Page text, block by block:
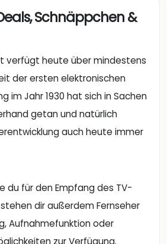
Schnäppchen &
verfügt heute über mindestens
der ersten elektronischen
im Jahr 1930 hat sich in Sachen
getan und natürlich
auch heute immer
du für den Empfang des TV-
dir außerdem Fernseher
Aufnahmefunktion oder
zur Verfügung.